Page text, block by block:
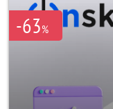
-63%